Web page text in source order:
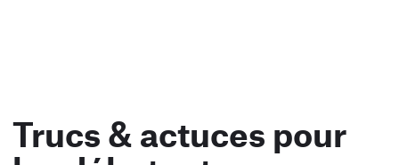
Trucs & actuces pour